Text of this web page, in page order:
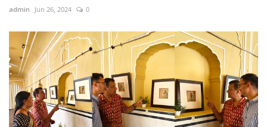
admin Jun 26, 2024 0